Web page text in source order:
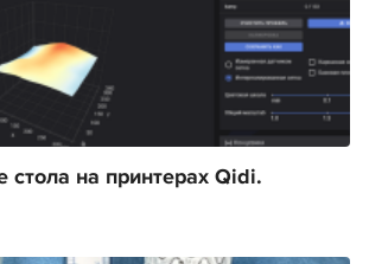
на принтерах Qidi.